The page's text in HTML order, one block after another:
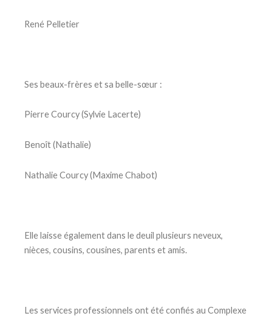
René Pelletier
Ses beaux-frères et sa belle-sœur :
Pierre Courcy (Sylvie Lacerte)
Benoît (Nathalie)
Nathalie Courcy (Maxime Chabot)
Elle laisse également dans le deuil plusieurs neveux,
nièces, cousins, cousines, parents et amis.
Les services professionnels ont été confiés au Complexe